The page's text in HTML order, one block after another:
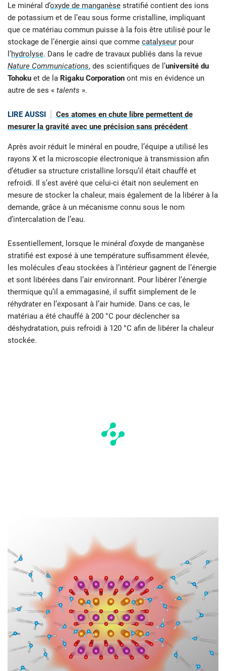
Le minéral d’oxyde de manganèse stratifié contient des ions
de potassium et de l’eau sous forme cristalline, impliquant
que ce matériau commun puisse à la fois être utilisé pour le
stockage de l’énergie ainsi que comme catalyseur pour
l’hydrolyse. Dans le cadre de travaux publiés dans la revue
Nature Communications, des scientifiques de l’université du
Tohoku et de la Rigaku Corporation ont mis en évidence un
autre de ses « talents ».
LIRE AUSSI
Ces atomes en chute libre permettent de
mesurer la gravité avec une précision sans précédent
Après avoir réduit le minéral en poudre, l’équipe a utilisé les
rayons X et la microscopie électronique à transmission afin
d’étudier sa structure cristalline lorsqu’il était chauffé et
refroidi. Il s’est avéré que celui-ci était non seulement en
mesure de stocker la chaleur, mais également de la libérer à la
demande, grâce à un mécanisme connu sous le nom
d’intercalation de l’eau.
Essentiellement, lorsque le minéral d’oxyde de manganèse
stratifié est exposé à une température suffisamment élevée,
les molécules d’eau stockées à l’intérieur gagnent de l’énergie
et sont libérées dans l’air environnant. Pour libérer l’énergie
thermique qu’il a emmagasiné, il suffit simplement de le
réhydrater en l’exposant à l’air humide. Dans ce cas, le
matériau a été chauffé à 200 °C pour déclencher sa
déshydratation, puis refroidi à 120 °C afin de libérer la chaleur
stockée.